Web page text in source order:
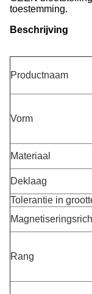
toestemming.
Beschrijving
Productnaam
Vorm
Materiaal
Deklaag
Tolerantie in
Rang